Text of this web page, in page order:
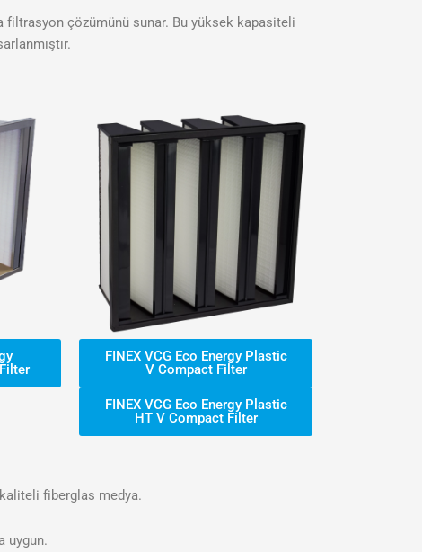
çözümünü sunar. Bu yüksek kapasiteli
FINEX VCG Eco Energy Plastic
V Compact Filter
FINEX VCG Eco Energy Plastic
HT V Compact Filter
fiberglas medya.
uygun.